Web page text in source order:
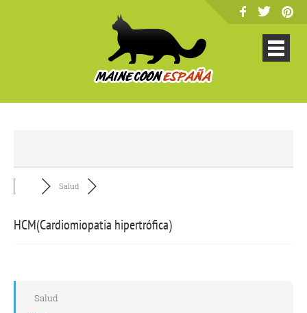
Salud
HCM(Cardiomiopatia hipertrófica)
Salud